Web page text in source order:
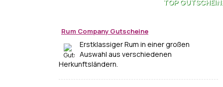
TOP
Rum Company Gutscheine
Erstklassiger Rum in einer großen
Auswahl aus verschiedenen
Herkunftsländern.